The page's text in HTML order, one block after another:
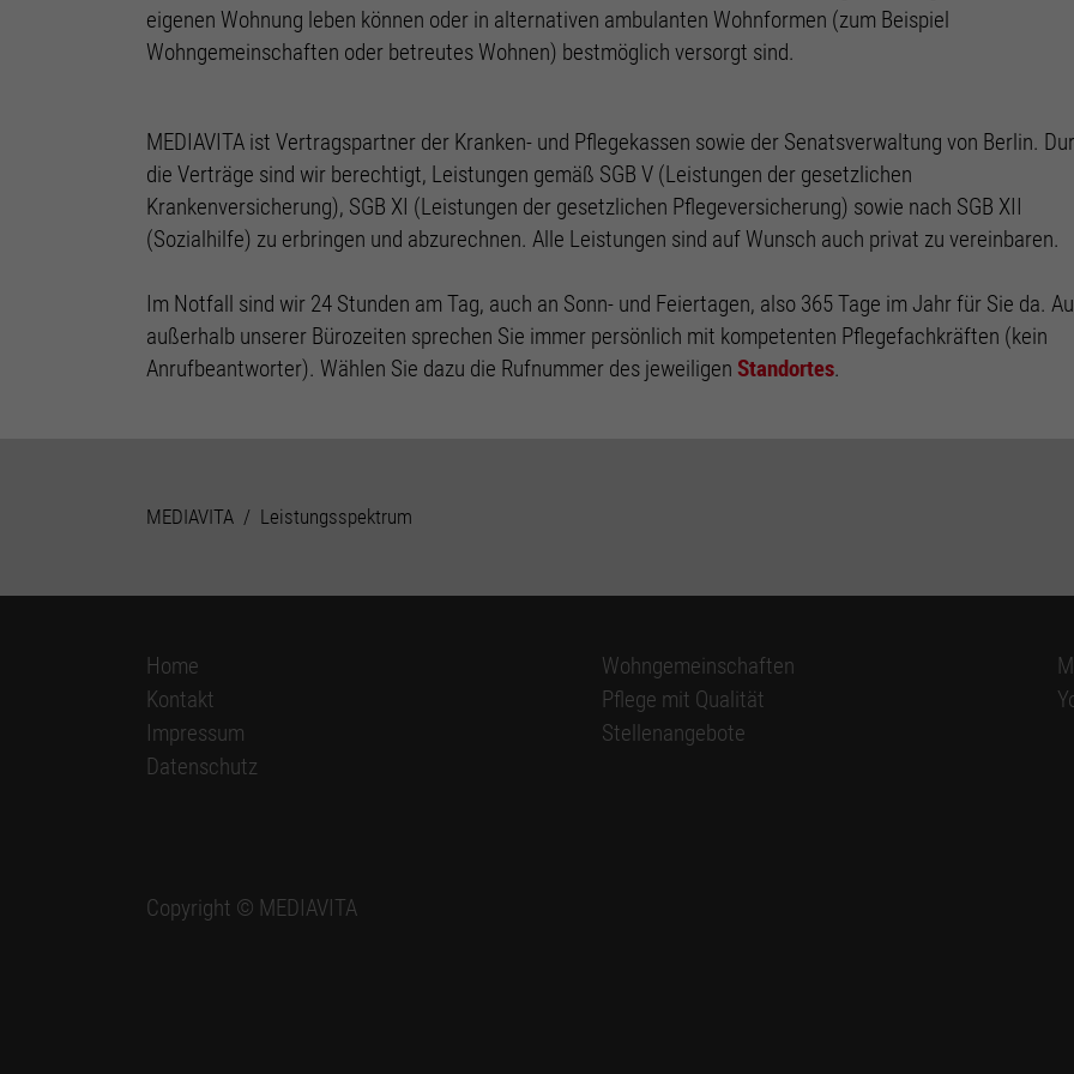
eigenen Wohnung leben können oder in alternativen ambulanten Wohnformen (zum Beispiel
Wohngemeinschaften oder betreutes Wohnen) bestmöglich versorgt sind.
MEDIAVITA ist Vertragspartner der Kranken- und Pflegekassen sowie der Senatsverwaltung von Berlin.
die Verträge sind wir berechtigt, Leistungen gemäß SGB V (Leistungen der gesetzlichen
Krankenversicherung), SGB XI (Leistungen der gesetzlichen Pflegeversicherung) sowie nach SGB XII
(Sozialhilfe) zu erbringen und abzurechnen. Alle Leistungen sind auf Wunsch auch privat zu vereinbaren.
Im Notfall sind wir 24 Stunden am Tag, auch an Sonn- und Feiertagen, also 365 Tage im Jahr für Sie da.
außerhalb unserer Bürozeiten sprechen Sie immer persönlich mit kompetenten Pflegefachkräften (kein
Anrufbeantworter). Wählen Sie dazu die Rufnummer des jeweiligen Standortes.
MEDIAVITA Leistungsspektrum
Home
Kontakt
Impressum
Datenschutz
Wohngemeinschaften
Pflege mit Qualität
Stellenangebote
Copyright © MEDIAVITA
Zweck Google Formular-Lead